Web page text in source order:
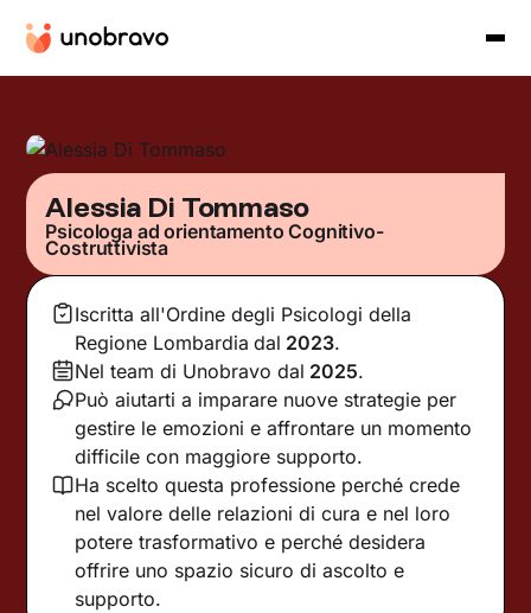
Alessia Di Tommaso
Psicologa ad orientamento Cognitivo-
Costruttivista
Iscritta all'Ordine degli Psicologi della
Regione Lombardia dal 2023.
Nel team di Unobravo dal 2025.
Può aiutarti a imparare nuove strategie per
gestire le emozioni e affrontare un momento
difficile con maggiore supporto.
Ha scelto questa professione perché crede
nel valore delle relazioni di cura e nel loro
potere trasformativo e perché desidera
offrire uno spazio sicuro di ascolto e
supporto.